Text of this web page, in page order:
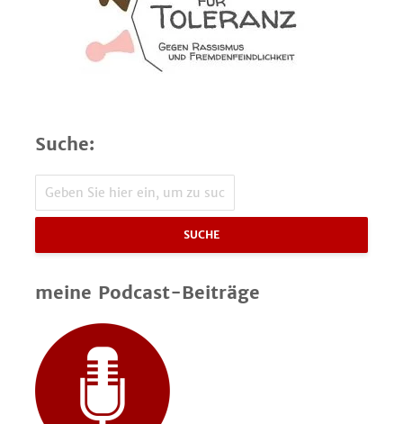
Suche:
SUCHE
meine Podcast-Beiträge